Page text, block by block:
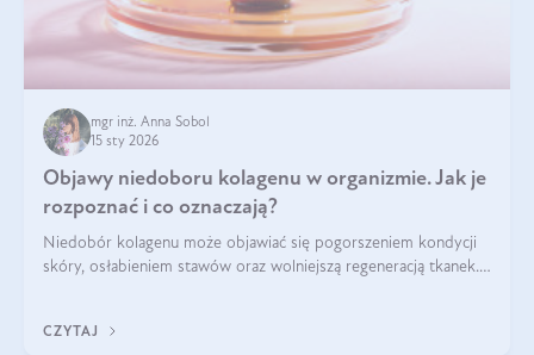
mgr inż. Anna Sobol
15 sty 2026
Objawy niedoboru kolagenu w organizmie. Jak je
rozpoznać i co oznaczają?
Niedobór kolagenu może objawiać się pogorszeniem kondycji
skóry, osłabieniem stawów oraz wolniejszą regeneracją tkanek.
osłabienie włosów.
CZYTAJ